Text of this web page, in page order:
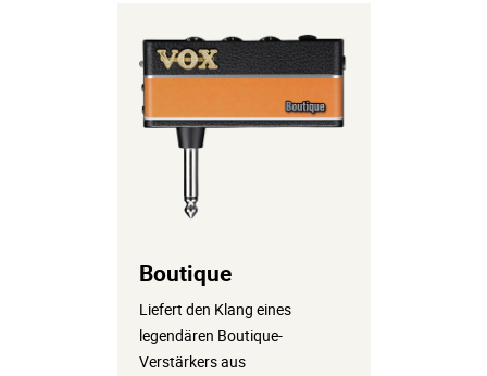
Boutique
Liefert den Klang eines
legendären Boutique-
Verstärkers aus